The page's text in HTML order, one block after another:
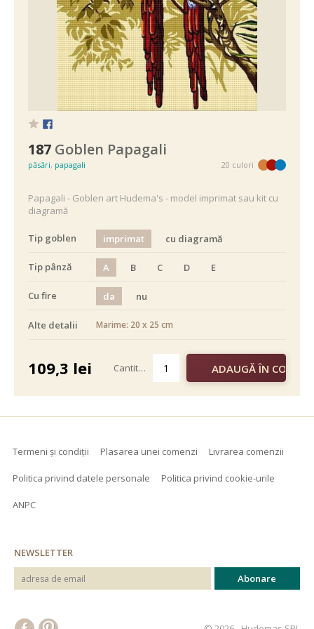
187 Goblen Papagali
păsări, papagali 20 culori
Papagali - Goblen art Hudema's - model imprimat sau kit cu
diagramă
Tip goblen imprimat cu diagramă
Tip pânză A B C D E
Cu fire da nu
alb negru color
Alte detalii Marime: 20 x 25 cm
109,3 lei Cantitate
Termeni și condiții Plasarea unei comenzi Livrarea comenzii
Politica privind datele personale Politica privind cookie-urile
ANPC
NEWSLETTER